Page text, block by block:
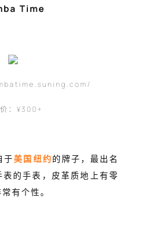
Time
：¥300+
于美国纽约的牌子，最出名
的手表，皮革质地上有零
有个性。